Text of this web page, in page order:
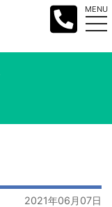
MENU
2021年06月07日